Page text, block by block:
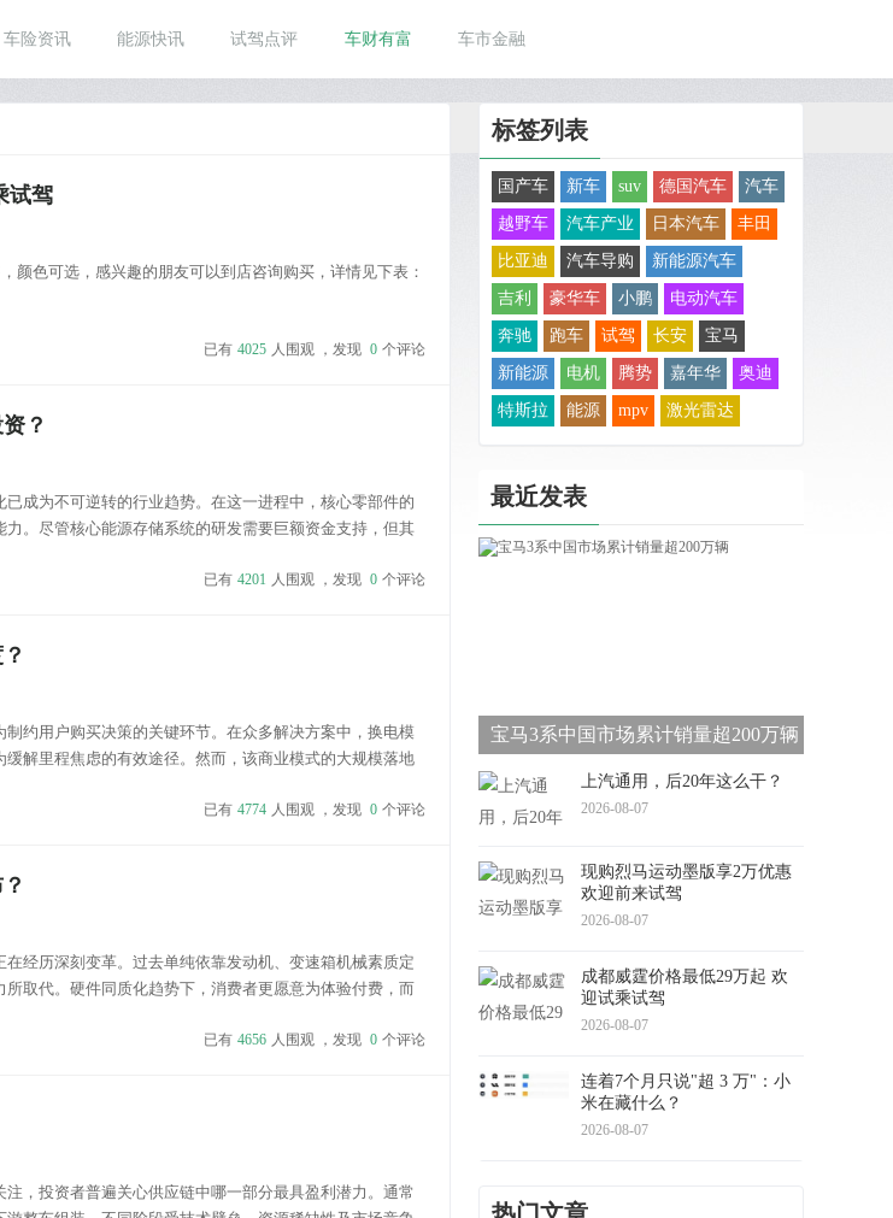
车险资讯 能源快讯 试驾点评 车财有富 车市金融
试驾
色可选，感兴趣的朋友可以到店咨询购买，详情见下表：
已有 4025 人围观 ，发现 0 个评论
？
成为不可逆转的行业趋势。在这一进程中，核心零部件的
。尽管核心能源存储系统的研发需要巨额资金支持，但其
，解决痛点问题。通过优化电芯化...
已有 4201 人围观 ，发现 0 个评论
约用户购买决策的关键环节。在众多解决方案中，换电模
解里程焦虑的有效途径。然而，该商业模式的大规模落地
昂贵的机械自动化设备，还涉及土...
已有 4774 人围观 ，发现 0 个评论
经历深刻变革。过去单纯依靠发动机、变速箱机械素质定
取代。硬件同质化趋势下，消费者更愿意为体验付费，而
要源于机械磨损。然而进入软件定义...
已有 4656 人围观 ，发现 0 个评论
，投资者普遍关心供应链中哪一部分最具盈利潜力。通常
标签列表
国产车 新车 suv 德国汽车 汽车
越野车 汽车产业 日本汽车 丰田
比亚迪 汽车导购 新能源汽车
吉利 豪华车 小鹏 电动汽车
奔驰 跑车 试驾 长安 宝马
新能源 电机 腾势 嘉年华 奥迪
特斯拉 能源 mpv 激光雷达
最近发表
宝马3系中国市场累计销量超200万辆
上汽通用，后20年这么干？
2026-08-07
现购烈马运动墨版享2万优惠
欢迎前来试驾
2026-08-07
成都威霆价格最低29万起 欢
迎试乘试驾
2026-08-07
连着7个月只说"超 3 万"：小
米在藏什么？
2026-08-07